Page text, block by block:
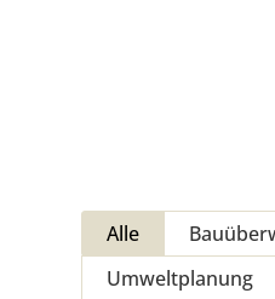
Alle
Umweltplanung